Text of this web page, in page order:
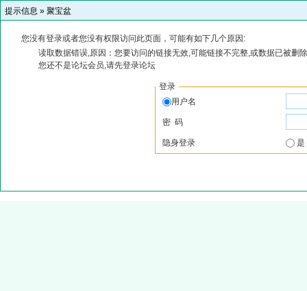
提示信息 » 聚宝盆
您没有登录或者您没有权限访问此页面，可能有如下几个原因:
读取数据错误,原因：您要访问的链接无效,可能链接不完整,或数据已被删
您还不是论坛会员,请先登录论坛
登录
用户名
密 码
隐身登录